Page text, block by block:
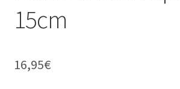
Novedades
15cm
16,95€